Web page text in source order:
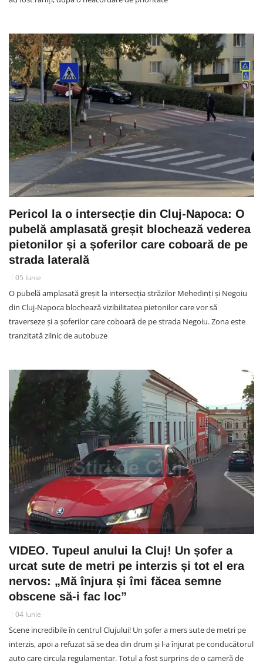
Pericol la o intersecție din Cluj-Napoca: O
pubelă amplasată greșit blochează vederea
pietonilor și a șoferilor care coboară de pe
strada laterală
05 Iunie
O pubelă amplasată greșit la intersecția străzilor Mehedinți și Negoiu
din Cluj-Napoca blochează vizibilitatea pietonilor care vor să
traverseze și a șoferilor care coboară de pe strada Negoiu. Zona este
tranzitată zilnic de autobuze
VIDEO. Tupeul anului la Cluj! Un șofer a
urcat sute de metri pe interzis și tot el era
nervos: „Mă înjura și îmi făcea semne
obscene să-i fac loc”
04 Iunie
Scene incredibile în centrul Clujului! Un șofer a mers sute de metri pe
interzis, apoi a refuzat să se dea din drum și l-a înjurat pe conducătorul
auto care circula regulamentar. Totul a fost surprins de o cameră de